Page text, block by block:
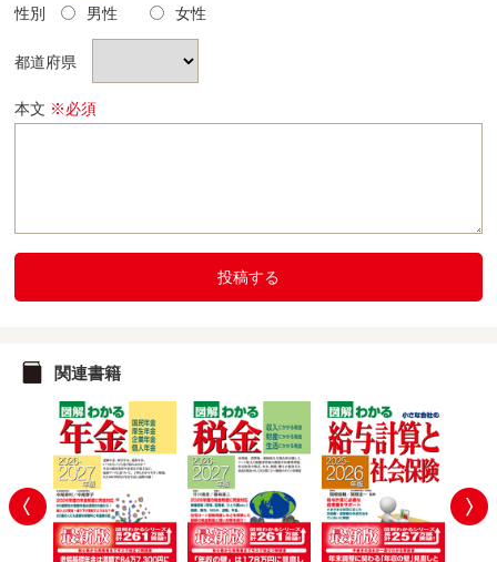
性別 男性 女性
都道府県
本文 ※必須
投稿する
関連書籍